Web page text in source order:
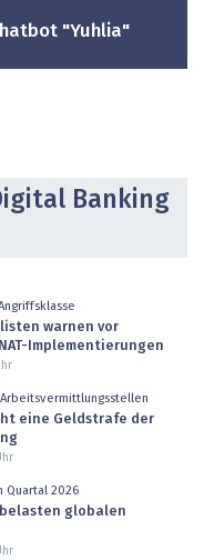
"Yuhlia"
Banking
warnen vor
Implementierungen
Arbeitsvermittlungsstellen
eine Geldstrafe der
Quartal 2026
globalen